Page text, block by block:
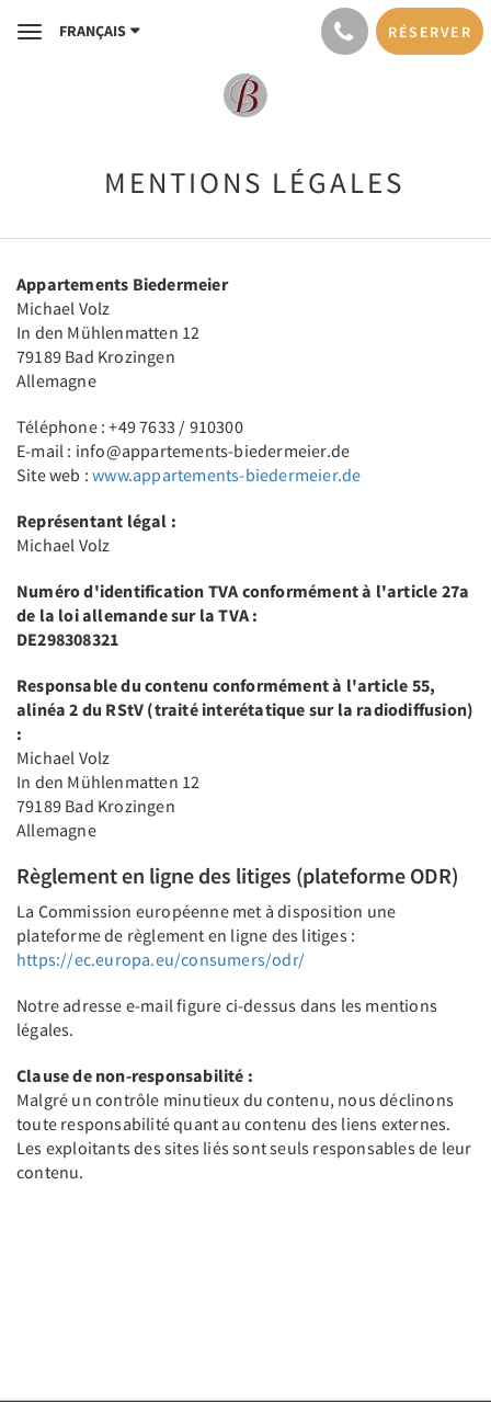
ToggleFRANÇAIS RÉSERVER
MENTIONS LÉGALES
Appartements Biedermeier
Michael Volz
In den Mühlenmatten 12
79189 Bad Krozingen
Allemagne
Téléphone : +49 7633 / 910300
E-mail : info@appartements-biedermeier.de
Site web :www.appartements-biedermeier.de
Représentant légal :
Michael Volz
Numéro d'identification TVA conformément à l'article 27a
de la loi allemande sur la TVA :
DE298308321
Responsable du contenu conformément à l'article 55,
alinéa 2 du RStV (traité interétatique sur la radiodiffusion)
:
Michael Volz
In den Mühlenmatten 12
79189 Bad Krozingen
Allemagne
Règlement en ligne des litiges (plateforme ODR)
La Commission européenne met à disposition une
plateforme de règlement en ligne des litiges :
https://ec.europa.eu/consumers/odr/
Notre adresse e-mail figure ci-dessus dans les mentions
légales.
Clause de non-responsabilité :
Malgré un contrôle minutieux du contenu, nous déclinons
toute responsabilité quant au contenu des liens externes.
Les exploitants des sites liés sont seuls responsables de leur
contenu.